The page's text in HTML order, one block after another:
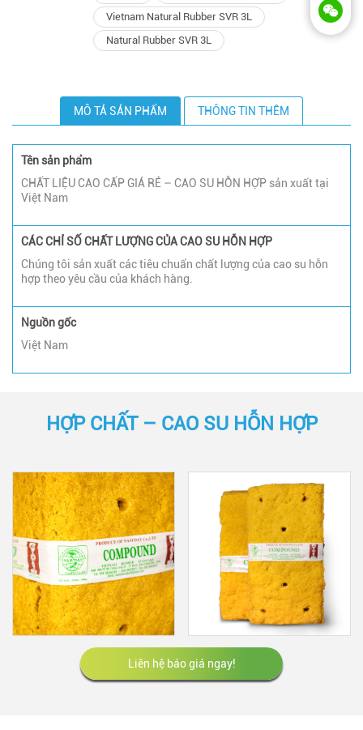
Vietnam Natural Rubber SVR 3L
Natural Rubber SVR 3L
MÔ TẢ SẢN PHẨM THÔNG TIN THÊM
Tên sản phẩm
CHẤT LIỆU CAO CẤP GIÁ RẺ – CAO SU HỖN HỢP sản xuất tại
Việt Nam
CÁC CHỈ SỐ CHẤT LƯỢNG CỦA CAO SU HỖN HỢP
Chúng tôi sản xuất các tiêu chuẩn chất lượng của cao su hỗn
hợp theo yêu cầu của khách hàng.
Nguồn gốc
Việt Nam
HỢP CHẤT – CAO SU HỖN HỢP
Liên hệ báo giá ngay!